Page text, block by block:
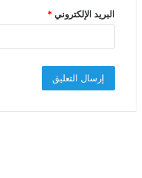
البريد الإلكتروني*